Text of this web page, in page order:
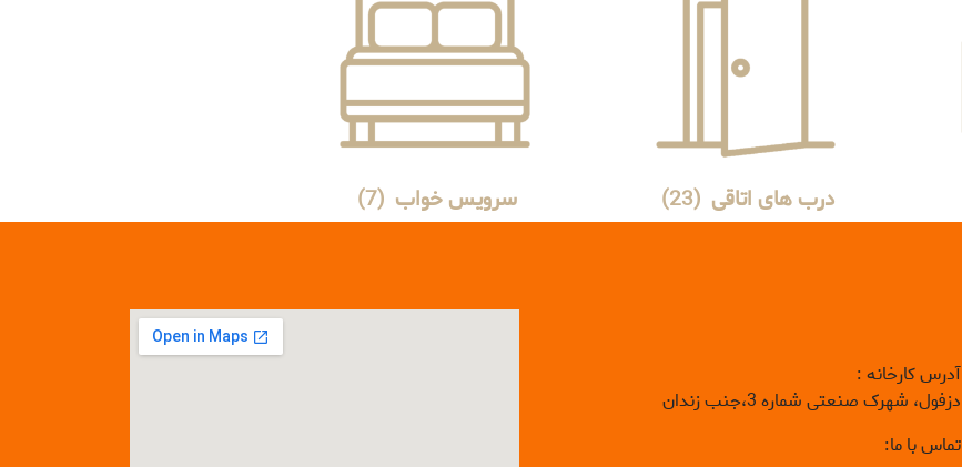
درب های اتاقی (23) سرویس خواب (7)
آدرس کارخانه :
دزفول، شهرک صنعتی شماره 3،جنب زندان
تماس با ما: